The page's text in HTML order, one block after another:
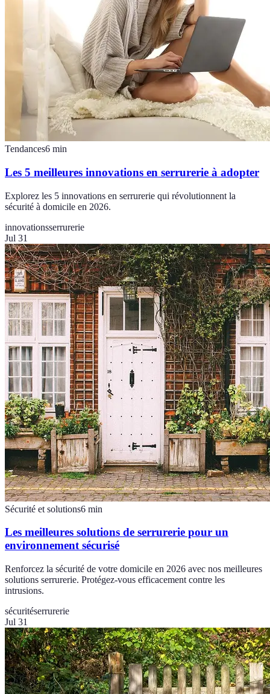
Tendances6 min
Les 5 meilleures innovations en serrurerie à adopter
Explorez les 5 innovations en serrurerie qui révolutionnent la
sécurité à domicile en 2026.
innovationsserrurerie
Jul 31
Sécurité et solutions6 min
Les meilleures solutions de serrurerie pour un
environnement sécurisé
Renforcez la sécurité de votre domicile en 2026 avec nos meilleures
solutions serrurerie. Protégez-vous efficacement contre les
intrusions.
sécuritéserrurerie
Jul 31